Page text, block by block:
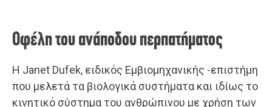
Οφέλη του ανάποδου περπατήματος
Η Janet Dufek, ειδικός Εμβιομηχανικής -επιστήμη
που μελετά τα βιολογικά συστήματα και ιδίως το
κινητικό σύστημα του ανθρώπινου με χρήση των